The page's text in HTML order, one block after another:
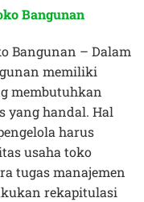
Bangunan
Bangunan – Dalam
memiliki
membutuhkan
yang handal. Hal
harus
usaha toko
tugas manajemen
rekapitulasi